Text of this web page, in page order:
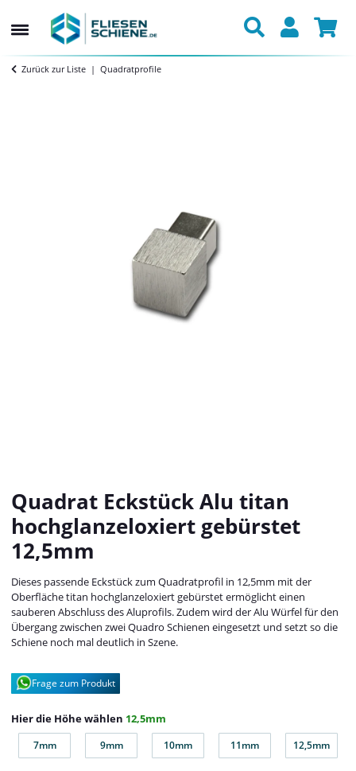
Zurück zur Liste Quadratprofile
Quadrat Eckstück Alu titan
hochglanzeloxiert gebürstet
12,5mm
Dieses passende Eckstück zum Quadratprofil in 12,5mm mit der
Oberfläche titan hochglanzeloxiert gebürstet ermöglicht einen
sauberen Abschluss des Aluprofils. Zudem wird der Alu Würfel für den
Übergang zwischen zwei Quadro Schienen eingesetzt und setzt so die
Schiene noch mal deutlich in Szene.
Frage zum Produkt
Hier die Höhe wählen 12,5mm
7mm
7mm 9mm
9mm 10mm
10mm 11mm
11mm 12,5mm
12,5mm